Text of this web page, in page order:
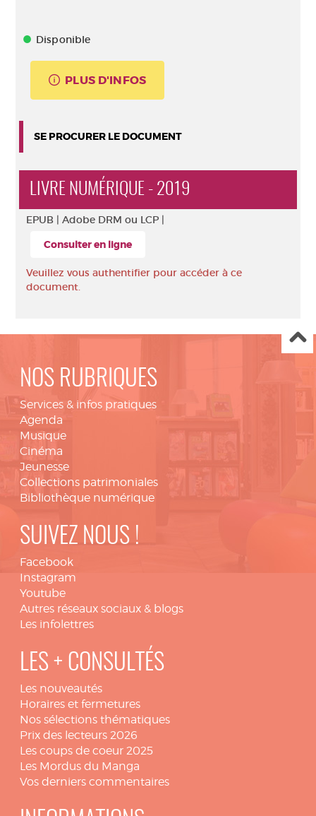
Disponible
PLUS D'INFOS
SE PROCURER LE DOCUMENT
LIVRE NUMÉRIQUE - 2019
EPUB | Adobe DRM ou LCP |
Consulter en ligne
Veuillez vous authentifier pour accéder à ce
document.
NOS RUBRIQUES
Services & infos pratiques
Agenda
Musique
Cinéma
Jeunesse
Collections patrimoniales
Bibliothèque numérique
SUIVEZ NOUS !
Facebook
Instagram
Youtube
Autres réseaux sociaux & blogs
Les infolettres
LES + CONSULTÉS
Les nouveautés
Horaires et fermetures
Nos sélections thématiques
Prix des lecteurs 2026
Les coups de coeur 2025
Les Mordus du Manga
Vos derniers commentaires